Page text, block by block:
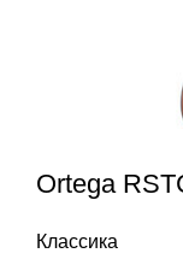
Ortega
Классика